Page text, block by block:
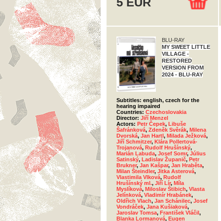
BLU-RAY
MY SWEET LITTLE
VILLAGE -
RESTORED
VERSION FROM
2024 - BLU-RAY
Subtitles: english, czech for the
hearing impaired
Countries: Czechoslovakia
Director: Jiří Menzel
Actors: Petr Čepek, Libuše
Šafránková, Zdeněk Svěrák, Milena
Dvorská, Jan Hartl, Milada Ježková,
Jiří Schmitzer, Klára Pollertová-
Trojanová, Rudolf Hrušínský,
Marián Labuda, Josef Somr, Július
Satinský, Ladislav Županič, Petr
Brukner, Jan Kašpar, Jan Hraběta,
Milan Šteindler, Jitka Asterová,
Vlastimila Vlková, Rudolf
Hrušínský ml., Jiří Lír, Míla
Myslíková, Miloslav Štibich, Vlasta
Jelínková, Vladimír Hrabánek,
Oldřich Vlach, Jan Schánilec, Josef
Vondráček, Jana Kušiaková,
Jaroslav Tomsa, František Vláčil,
Blanka Lormanová, Eugen